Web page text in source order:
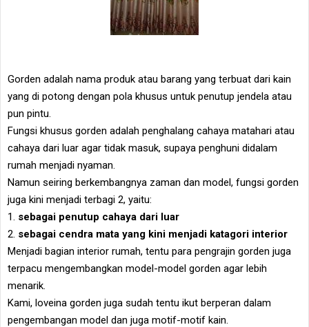
Gorden adalah nama produk atau barang yang terbuat dari kain
yang di potong dengan pola khusus untuk penutup jendela atau
pun pintu.
Fungsi khusus gorden adalah penghalang cahaya matahari atau
cahaya dari luar agar tidak masuk, supaya penghuni didalam
rumah menjadi nyaman.
Namun seiring berkembangnya zaman dan model, fungsi gorden
juga kini menjadi terbagi 2, yaitu:
1. sebagai penutup cahaya dari luar
2. sebagai cendra mata yang kini menjadi katagori interior
Menjadi bagian interior rumah, tentu para pengrajin gorden juga
terpacu mengembangkan model-model gorden agar lebih
menarik.
Kami, loveina gorden juga sudah tentu ikut berperan dalam
pengembangan model dan juga motif-motif kain.